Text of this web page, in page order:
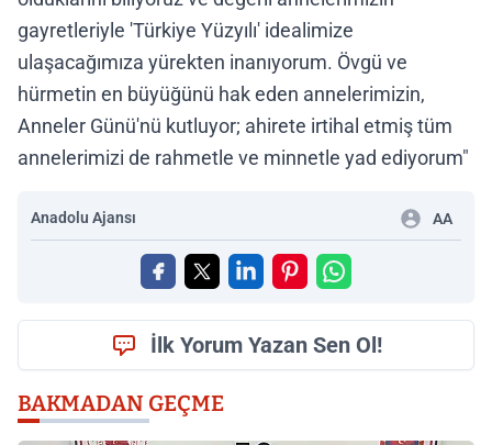
gayretleriyle 'Türkiye Yüzyılı' idealimize
ulaşacağımıza yürekten inanıyorum. Övgü ve
hürmetin en büyüğünü hak eden annelerimizin,
Anneler Günü'nü kutluyor; ahirete irtihal etmiş tüm
annelerimizi de rahmetle ve minnetle yad ediyorum"
Anadolu Ajansı AA
İlk Yorum Yazan Sen Ol!
BAKMADAN GEÇME